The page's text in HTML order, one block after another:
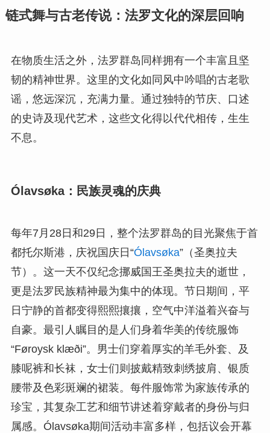
链式舞与古老传说：法罗文化的深层回响
在物质生活之外，法罗群岛同样拥有一个丰富且坚
韧的精神世界。这里的文化如同风中吟唱的古老歌
谣，悠远深沉，充满力量。通过独特的节庆、口述
的史诗及现代艺术，这些文化得以代代相传，生生
不息。
Ólavsøka：民族灵魂的庆典
每年7月28日和29日，整个法罗群岛的目光聚焦于首
都托尔斯港，庆祝国庆日“Ólavsøka”（圣奥拉夫
节）。这一天不仅纪念挪威国王圣奥拉夫的逝世，
更是法罗民族精神最为集中的体现。节日期间，平
日宁静的首都变得熙熙攘攘，空气中洋溢着兴奋与
自豪。最引人瞩目的是人们身着华美的传统服饰
“Føroysk klæði”。男士们穿着厚实的羊毛外套、及
膝呢裤和长袜，女士们则披戴精致刺绣披肩、银质
腰带及色彩斑斓的裙装。每件服饰常为家族传承的
珍宝，其复杂工艺和细节讲述着穿戴者的身份与归
属感。Ólavsøka期间活动丰富多样，包括议会开幕